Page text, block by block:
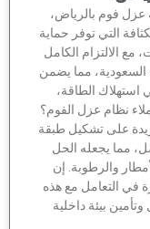
توفر حماية
الكامل
مما يضمن
الطاقة،
عزل الفوم؟
تشكيل طبقة
الحل
إن
مع هذه
داخلية